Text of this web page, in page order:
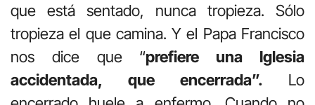
que está sentado, nunca tropieza. Sólo
tropieza el que camina. Y el Papa Francisco
nos dice que “prefiere una Iglesia
accidentada, que encerrada”. Lo